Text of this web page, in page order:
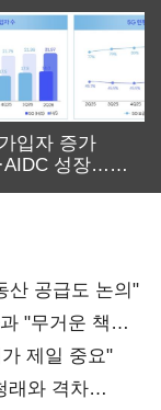
가입자 증가
·AIDC 성장…
산 공급도 논의"
"무거운 책임
제일 중요"
래와 격차